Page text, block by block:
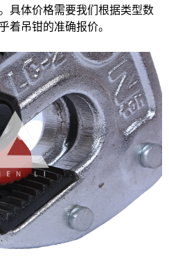
具体价格需要我们根据类型数
着吊钳的准确报价。